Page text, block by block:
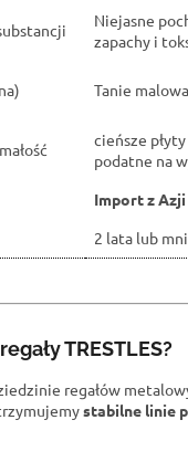
Niejasne
zapachy i
Tanie
cieńsze
podatne na
Import z Azji
2 lata lub
TRESTLES?
regałów
stabilne linie